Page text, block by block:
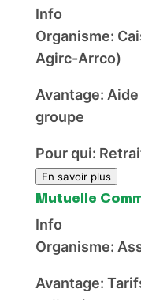
Info
Organisme:
Agirc-Arrco)
Avantage:
groupe
Pour qui:
En savoir plus
Mutuelle
Info
Organisme:
Avantage: